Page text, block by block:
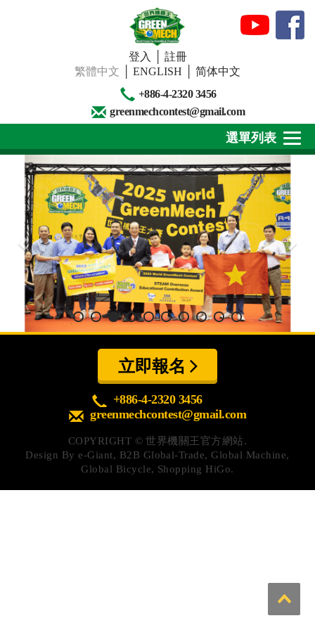
登入
註冊
繁體中文
ENGLISH
简体中文
+886-4-2320 3456
greenmechcontest@gmail.com
關於我們
最新消息
下載專區
賽事活動
精彩回顧
心得分享
Q&A專區
友情連結
CQ認證
認證題庫
教師認證
選單列表
立即報名
+886-4-2320 3456
greenmechcontest@gmail.com
COPYRIGHT ©世界機關王官方網站.
Design Bye-Giant, B2B Global-Trade,Global Machine,
Global Bicycle, Shopping HiGo.